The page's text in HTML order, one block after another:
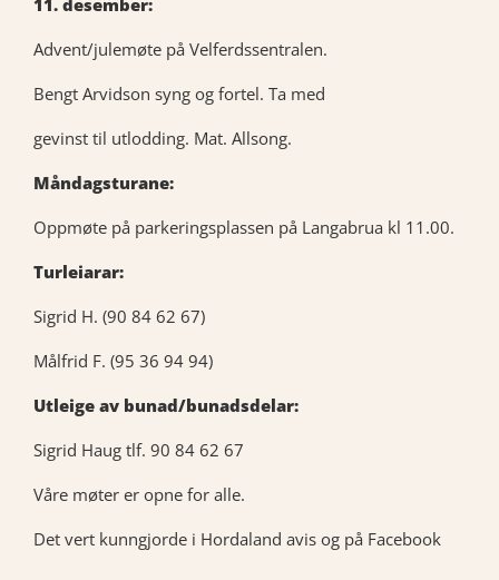
11. desember:
Advent/julemøte på Velferdssentralen.
Bengt Arvidson syng og fortel. Ta med
gevinst til utlodding. Mat. Allsong.
Måndagsturane:
Oppmøte på parkeringsplassen på Langabrua kl 11.00.
Turleiarar:
Sigrid H. (90 84 62 67)
Målfrid F. (95 36 94 94)
Utleige av bunad/bunadsdelar:
Sigrid Haug tlf. 90 84 62 67
Våre møter er opne for alle.
Det vert kunngjorde i Hordaland avis og på Facebook